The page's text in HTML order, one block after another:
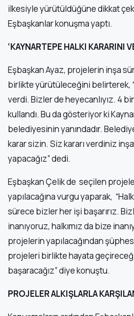
ilkesiyle yürütüldüğüne dikkat
Eşbaşkanlar konuşma yaptı.
‘KAYNARTEPE HALKI KARARINI
Eşbaşkan Ayaz, projelerin inşa
birlikte yürütüleceğini belirterek,
verdi. Bizler de heyecanlıyız. 4
kullandı. Bu da gösteriyor ki
belediyesinin yanındadır.
karar sizin. Siz kararı verdiniz
yapacağız” dedi.
Eşbaşkan Çelik de seçilen
yapılacağına vurgu yaparak,
sürece bizler her işi başarırız.
inanıyoruz, halkımız da bize
projelerin yapılacağından
projeleri birlikte hayata
başaracağız” diye konuştu.
PROJELER ALKIŞLARLA